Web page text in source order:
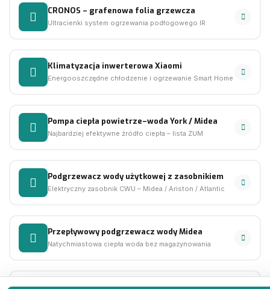
CRONOS – grafenowa folia grzewcza
Ultracienki system ogrzewania podłogowego IR
Klimatyzacja inwerterowa Xiaomi
Energooszczędne chłodzenie i ogrzewanie Smart Home
Pompa ciepła powietrze–woda York / Midea
Najbardziej efektywne źródło ciepła – lista ZUM
Podgrzewacz wody użytkowej z zasobnikiem
Elektryczny zasobnik CWU – Midea / Ariston / Atlantic
Przepływowy podgrzewacz wody Midea
Natychmiastowa ciepła woda bez magazynowania
Rekuperacja – wentylacja z odzyskiem ciepła